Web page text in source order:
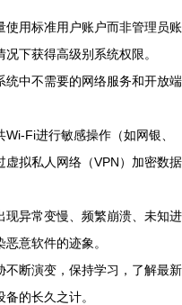
使用标准用户账户而非管理员账
下获得高级别系统权限。
统中不需要的网络服务和开放端
Wi-Fi进行敏感操作（如网银、
拟私人网络（VPN）加密数据
现异常变慢、频繁崩溃、未知进
意软件的迹象。
不断演变，保持学习，了解最新
的长久之计。